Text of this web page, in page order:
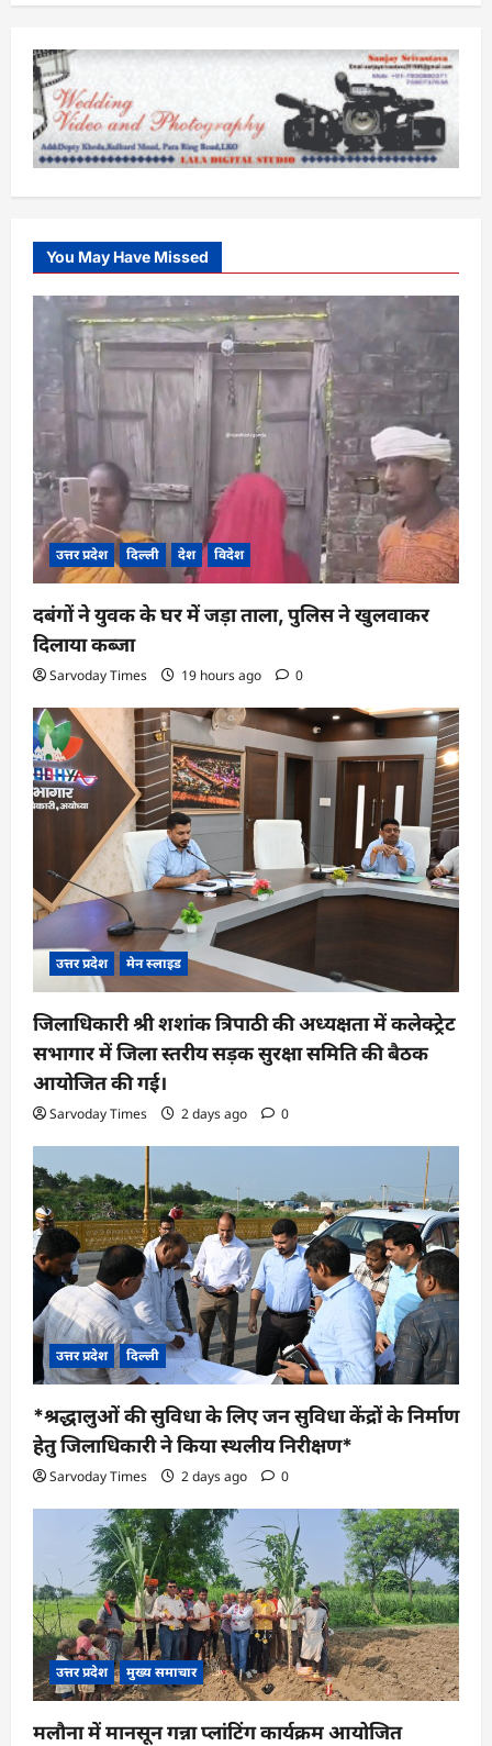
You May Have Missed
उत्तर प्रदेश दिल्ली देश विदेश
दबंगों ने युवक के घर में जड़ा ताला, पुलिस ने खुलवाकर
दिलाया कब्जा
Sarvoday Times 19 hours ago 0
उत्तर प्रदेश मेन स्लाइड
जिलाधिकारी श्री शशांक त्रिपाठी की अध्यक्षता में कलेक्ट्रेट
सभागार में जिला स्तरीय सड़क सुरक्षा समिति की बैठक
आयोजित की गई।
Sarvoday Times 2 days ago 0
उत्तर प्रदेश दिल्ली
*श्रद्धालुओं की सुविधा के लिए जन सुविधा केंद्रों के निर्माण
हेतु जिलाधिकारी ने किया स्थलीय निरीक्षण*
Sarvoday Times 2 days ago 0
उत्तर प्रदेश मुख्य समाचार
मलौना में मानसून गन्ना प्लांटिंग कार्यक्रम आयोजित